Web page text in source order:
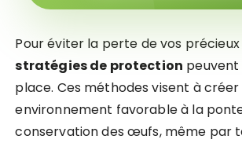
Pour éviter la perte de vos
stratégies de protection peuvent
place. Ces méthodes visent à créer
environnement favorable à la
conservation des œufs, même par